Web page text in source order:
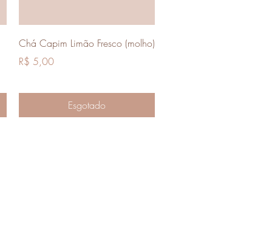
Visualização rápida
Chá Capim Limão Fresco (molho)
Preço
R$ 5,00
Esgotado